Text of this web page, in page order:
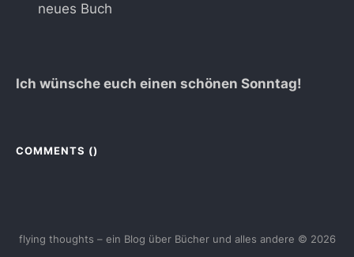
neues Buch
Ich wünsche euch einen schönen Sonntag!
COMMENTS ()
flying thoughts – ein Blog über Bücher und alles andere © 2026